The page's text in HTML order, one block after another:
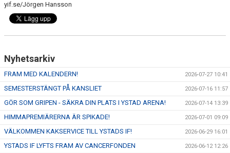
yif.se/Jörgen Hansson
Nyhetsarkiv
FRAM MED KALENDERN! 2026-07-27 10:41
SEMESTERSTÄNGT PÅ KANSLIET 2026-07-16 11:57
GÖR SOM GRIPEN - SÄKRA DIN PLATS I YSTAD ARENA! 2026-07-14 13:39
HIMMAPREMIÄRERNA ÄR SPIKADE! 2026-07-01 09:09
VÄLKOMMEN KAKSERVICE TILL YSTADS IF! 2026-06-29 16:01
YSTADS IF LYFTS FRAM AV CANCERFONDEN 2026-06-12 12:26